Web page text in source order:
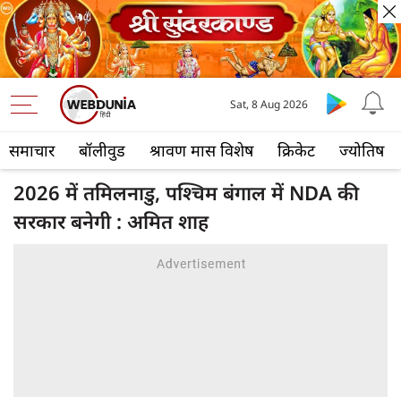
समाचार बॉलीवुड श्रावण मास विशेष क्रिकेट ज्योतिष
Sat, 8 Aug 2026
2026 में तमिलनाडु, पश्चिम बंगाल में NDA की
सरकार बनेगी : अमित शाह